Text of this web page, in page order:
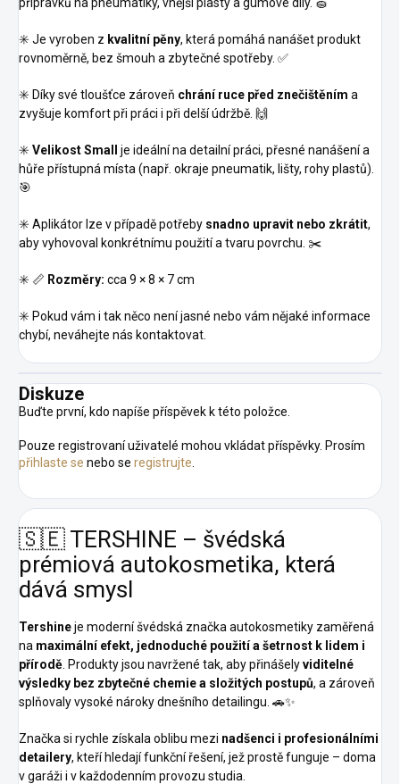
přípravků na pneumatiky, vnější plasty a gumové díly. 🧽
✳️ Je vyroben z kvalitní pěny, která pomáhá nanášet produkt
rovnoměrně, bez šmouh a zbytečné spotřeby. ✅
✳️ Díky své tloušťce zároveň chrání ruce před znečištěním a
zvyšuje komfort při práci i při delší údržbě. 🙌
✳️ Velikost Small
je ideální na detailní práci, přesné nanášení a
hůře přístupná místa (např. okraje pneumatik, lišty, rohy plastů).
🎯
✳️ Aplikátor lze v případě potřeby snadno upravit nebo zkrátit,
aby vyhovoval konkrétnímu použití a tvaru povrchu. ✂️
✳️ 📏 Rozměry: cca 9 × 8 × 7 cm
✳️ Pokud vám i tak něco není jasné nebo vám nějaké informace
chybí, neváhejte nás kontaktovat.
Diskuze
Buďte první, kdo napíše příspěvek k této položce.
Pouze registrovaní uživatelé mohou vkládat příspěvky. Prosím
přihlaste se nebo se registrujte.
🇸🇪 TERSHINE – švédská
prémiová autokosmetika, která
dává smysl
Tershineje moderní švédská značka autokosmetiky zaměřená
na maximální efekt, jednoduché použití a šetrnost k lidem i
přírodě . Produkty jsou navržené tak, aby přinášelyviditelné
výsledky bez zbytečné chemie a složitých postupů, a zároveň
splňovaly vysoké nároky dnešního detailingu. 🚗✨
Značka si rychle získala oblibu mezi nadšenci i profesionálními
detailery, kteří hledají funkční řešení, jež prostě funguje – doma
v garáži i v každodenním provozu studia.